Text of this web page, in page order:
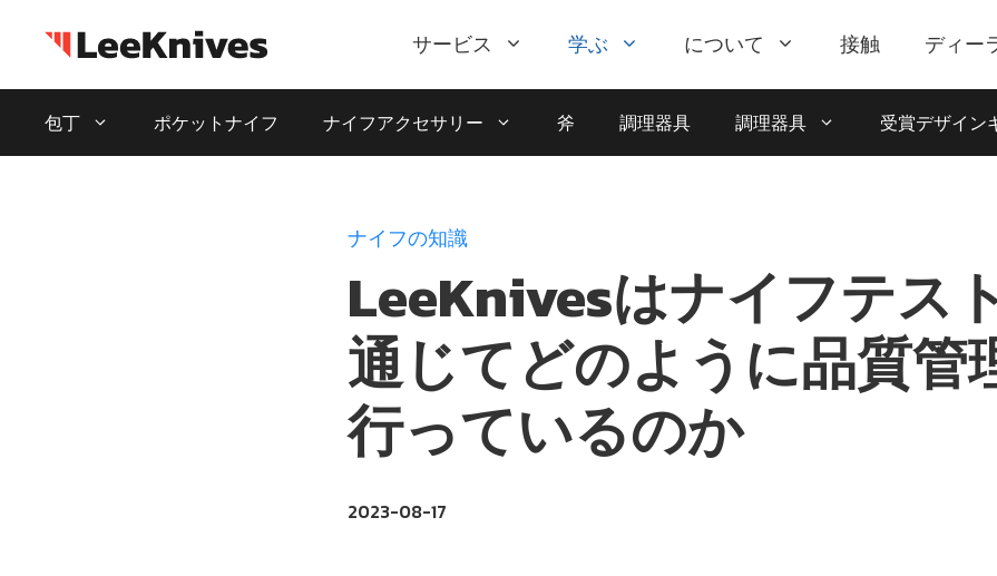
に
サービス 学ぶ について 接触 ディー
包丁 ポケットナイフ ナイフアクセサリー 斧 調理器具 調理器具 受賞デザイン
ナイフの知識
LeeKnivesはナイフテス
通じてどのように品質管
行っているのか
2023-08-17